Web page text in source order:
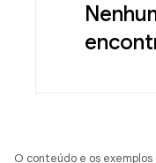
O conteúdo e os